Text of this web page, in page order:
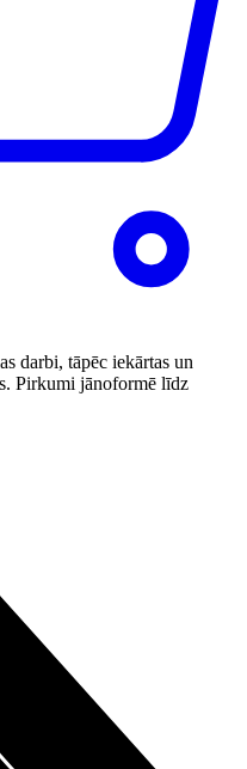
darbi, tāpēc iekārtas un
Pirkumi jānoformē līdz